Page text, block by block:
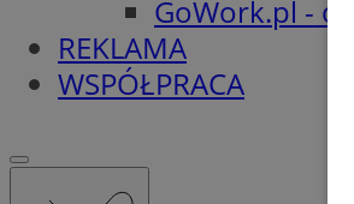
GoWork.pl -
REKLAMA
WSPÓŁPRACA